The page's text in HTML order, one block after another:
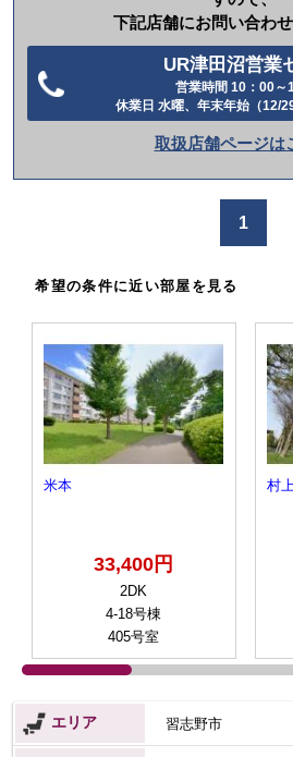
下記店舗にお問い合わせ
UR津田沼営業
営業時間 10：00
休業日 水曜、年末年始（12/
取扱店舗ページは
1
希望の条件に近い部屋を見る
米本
33,400円
2DK
4-18号棟
405号室
村
エリア 習志野市